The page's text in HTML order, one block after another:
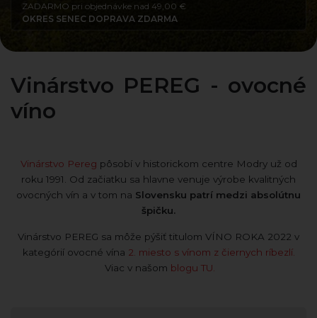
ZADARMO pri objednávke nad 49,00 €
OKRES SENEC DOPRAVA ZDARMA
Vinárstvo PEREG - ovocné
víno
Vinárstvo Pereg pôsobí v historickom centre Modry už od
roku 1991. Od začiatku sa hlavne venuje výrobe kvalitných
ovocných vín a v tom na Slovensku patrí medzi absolútnu
špičku.
Vinárstvo PEREG sa môže pýšiť titulom VÍNO ROKA 2022 v
kategórií ovocné vína 2. miesto s vínom z čiernych ríbezlí.
Viac v našom blogu TU.